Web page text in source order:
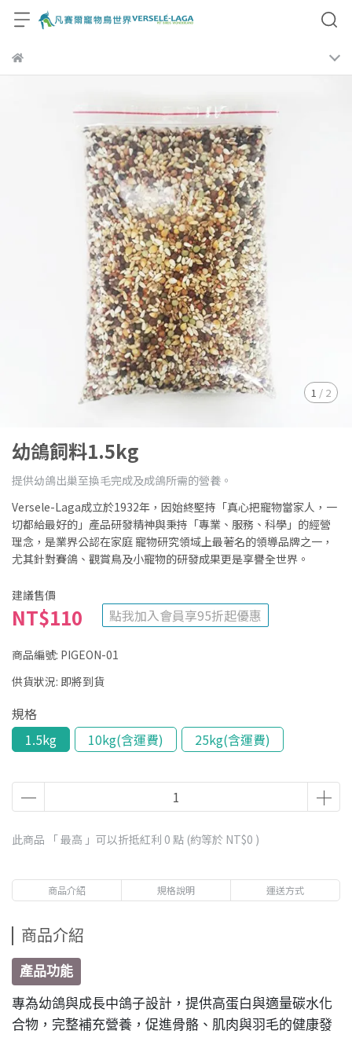
1 / 2
幼鴿飼料1.5kg
提供幼鴿出巢至換毛完成及成鴿所需的營養。
Versele-Laga成立於1932年，因始終堅持「真心把寵物當家人，一
切都給最好的」產品研發精神與秉持「專業、服務、科學」的經營
理念，是業界公認在家庭 寵物研究領域上最著名的領導品牌之一，
尤其針對賽鴿、觀賞鳥及小寵物的研發成果更是享譽全世界。
建議售價
NT$110 點我加入會員享95折起優惠
商品編號: PIGEON-01
供貨狀況: 即將到貨
規格
1.5kg
10kg(含運費) 25kg(含運費)
此商品 「 最高 」可以折抵紅利 0 點 (約等於 NT$0 )
商品介紹 規格說明 運送方式
商品介紹
產品功能
專為幼鴿與成長中鴿子設計，提供高蛋白與適量碳水化
合物，完整補充營養，促進骨骼、肌肉與羽毛的健康發